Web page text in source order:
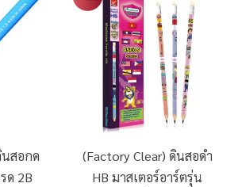
นสอกด
ด 2B
(Factory Clear) ดินสอดำ
HB มาสเตอร์อาร์ตรุ่น